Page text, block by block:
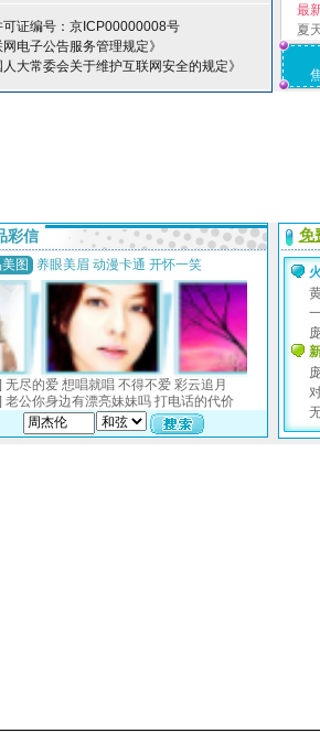
可证编号：京ICP00000008号
电子公告服务管理规定》
大常委会关于维护互联网安全的规定》
最
夏